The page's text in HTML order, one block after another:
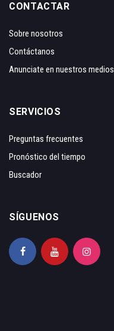
CONTACTAR
Sobre nosotros
Contáctanos
Anunciate en nuestros medios
SERVICIOS
Preguntas frecuentes
Pronóstico del tiempo
Buscador
SÍGUENOS